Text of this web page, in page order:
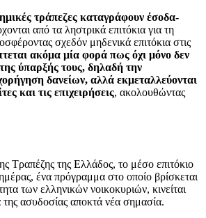
τράπεζες καταγράφουν έσοδα-
από τα ληστρικά επιτόκια για τη
σχεδόν μηδενικά επιτόκια στις
ακόμα μία φορά πως όχι μόνο δεν
ύπαρξής τους, δηλαδή την
δανείων, αλλά εκμεταλλεύονται
και τις επιχειρήσεις, ακολουθώντας
Τραπέζης της Ελλάδος, το μέσο επιτόκιο
ένα πρόγραμμα στο οποίο βρίσκεται
των ελληνικών νοικοκυριών, κινείται
ασυδοσίας αποκτά νέα σημασία.